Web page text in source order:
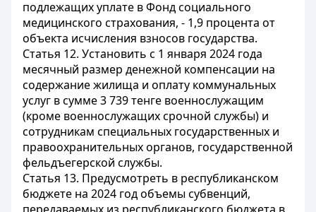
подлежащих уплате в Фонд социального
медицинского страхования, - 1,9 процента от
объекта исчисления взносов государства.
Статья 12. Установить с 1 января 2024 года
месячный размер денежной компенсации на
содержание жилища и оплату коммунальных
услуг в сумме 3 739 тенге военнослужащим
(кроме военнослужащих срочной службы) и
сотрудникам специальных государственных и
правоохранительных органов, государственной
фельдъегерской службы.
Статья 13. Предусмотреть в республиканском
бюджете на 2024 год объемы субвенций,